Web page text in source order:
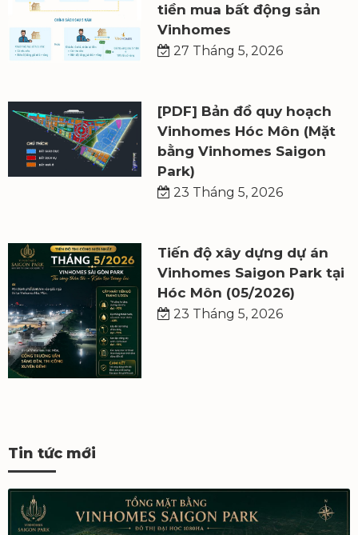
tiền mua bất động sản
Vinhomes
27 Tháng 5, 2026
[PDF] Bản đồ quy hoạch
Vinhomes Hóc Môn (Mặt
bằng Vinhomes Saigon
Park)
23 Tháng 5, 2026
Tiến độ xây dựng dự án
Vinhomes Saigon Park tại
Hóc Môn (05/2026)
23 Tháng 5, 2026
Tin tức mới